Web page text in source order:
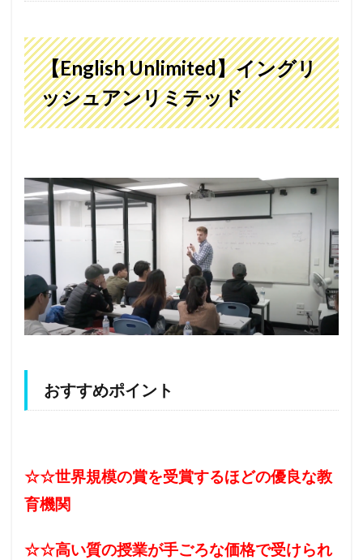
【English Unlimited】イングリ
ッシュアンリミテッド
おすすめポイント
☆☆世界規模の賞を受賞するほどの優良な教
育機関
☆☆高い質の授業が手ごろな価格で受けられ